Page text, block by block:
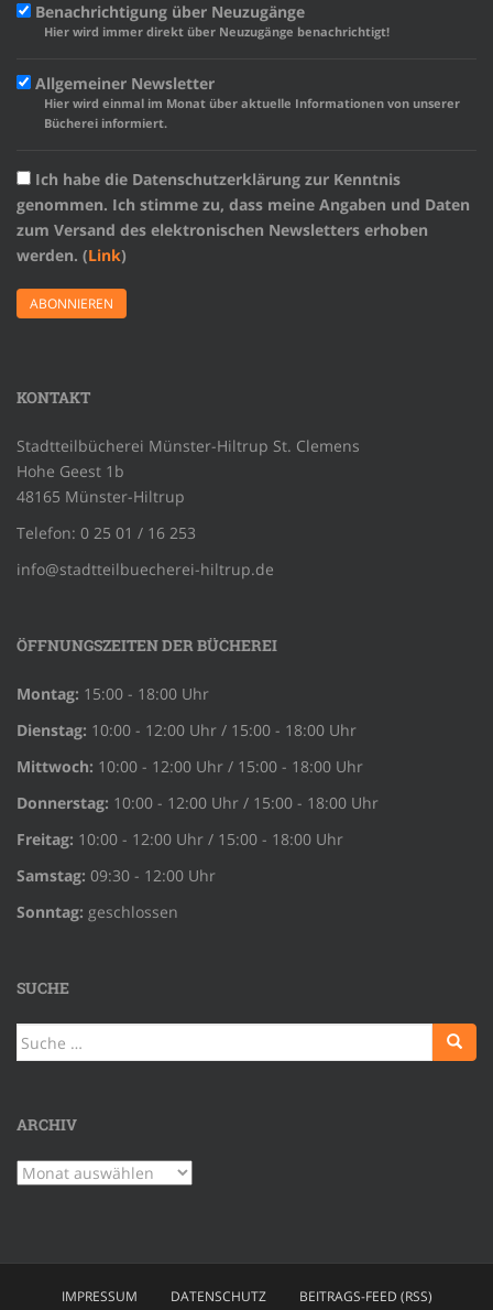
Benachrichtigung über Neuzugänge
Hier wird immer direkt über Neuzugänge benachrichtigt!
Allgemeiner Newsletter
Hier wird einmal im Monat über aktuelle Informationen von unserer
Bücherei informiert.
Ich habe die Datenschutzerklärung zur Kenntnis
genommen. Ich stimme zu, dass meine Angaben und Daten
zum Versand des elektronischen Newsletters erhoben
werden. (Link)
KONTAKT
Stadtteilbücherei Münster-Hiltrup St. Clemens
Hohe Geest 1b
48165 Münster-Hiltrup
Telefon: 0 25 01 / 16 253
info@stadtteilbuecherei-hiltrup.de
ÖFFNUNGSZEITEN DER BÜCHEREI
Montag: 15:00 - 18:00 Uhr
Dienstag: 10:00 - 12:00 Uhr / 15:00 - 18:00 Uhr
Mittwoch: 10:00 - 12:00 Uhr / 15:00 - 18:00 Uhr
Donnerstag: 10:00 - 12:00 Uhr / 15:00 - 18:00 Uhr
Freitag: 10:00 - 12:00 Uhr / 15:00 - 18:00 Uhr
Samstag: 09:30 - 12:00 Uhr
Sonntag: geschlossen
SUCHE
Suche
nach:
ARCHIV
Archiv
IMPRESSUM DATENSCHUTZ BEITRAGS-FEED (RSS)